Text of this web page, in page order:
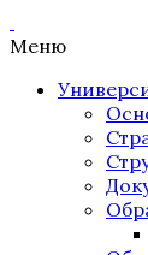
Меню